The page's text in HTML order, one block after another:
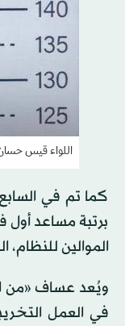
اللواء قيس
كما تم في
برتبة مساعد أول
الموالين
ويُعد عساف «من
في العمل